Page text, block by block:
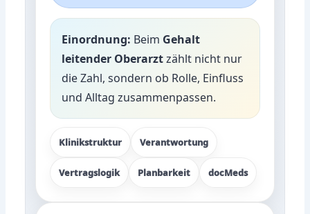
Einordnung: Beim Gehalt
leitender Oberarztzählt nicht nur
die Zahl, sondern ob Rolle, Einfluss
und Alltag zusammenpassen.
Klinikstruktur Verantwortung
Vertragslogik Planbarkeit docMeds